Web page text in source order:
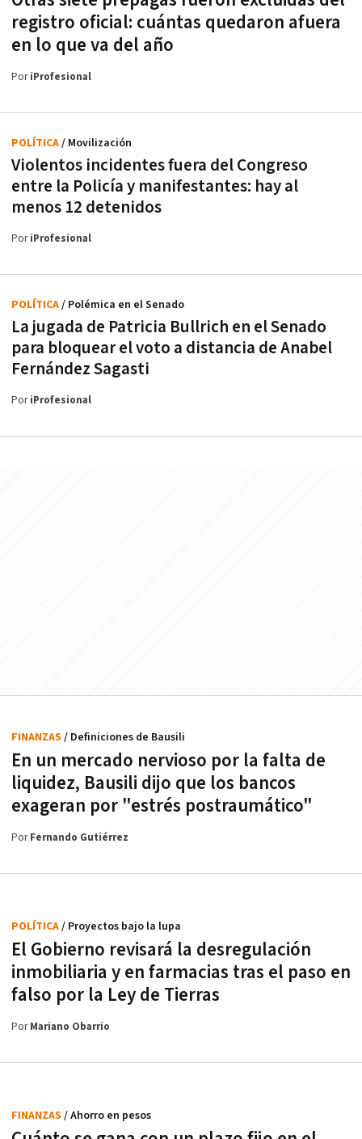
registro oficial: cuántas quedaron afuera
en lo que va del año
PoriProfesional
Violentos incidentes fuera del Congreso
entre la Policía y manifestantes: hay al
menos 12 detenidos
POLÍTICA/ Movilización
PoriProfesional
La jugada de Patricia Bullrich en el Senado
para bloquear el voto a distancia de Anabel
Fernández Sagasti
POLÍTICA/ Polémica en el Senado
PoriProfesional
En un mercado nervioso por la falta de
liquidez, Bausili dijo que los bancos
exageran por "estrés postraumático"
FINANZAS / Definiciones de Bausili
PorFernando Gutiérrez
El Gobierno revisará la desregulación
inmobiliaria y en farmacias tras el paso en
falso por la Ley de Tierras
POLÍTICA/ Proyectos bajo la lupa
PorMariano Obarrio
FINANZAS / Ahorro en pesos